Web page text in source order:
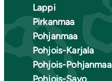
Lappi
Pirkanmaa
Pohjanmaa
Pohjois-Karjala
Pohjois-Pohjanmaa